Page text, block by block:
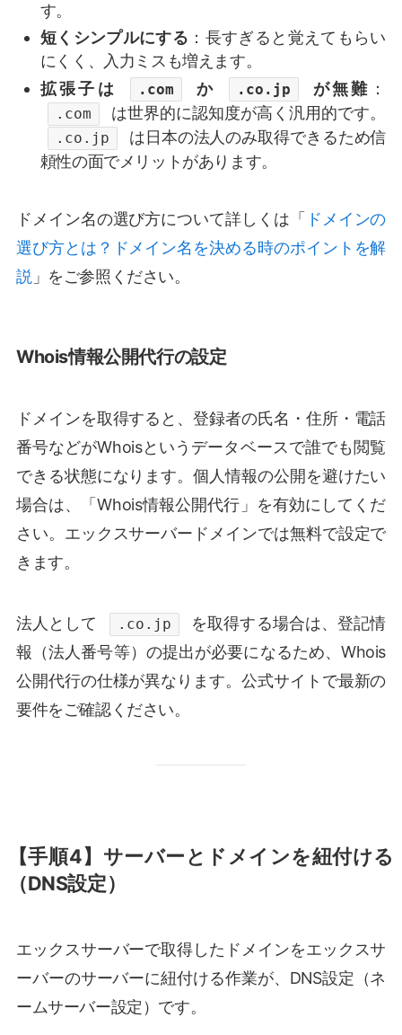
す。
短くシンプルにする ：長すぎると覚えてもらい
にくく、入力ミスも増えます。
拡張子は
.com か .co.jp が無難 ：
.com は世界的に認知度が高く汎用的です。
.co.jp
は日本の法人のみ取得できるため信
頼性の面でメリットがあります。
ドメイン名の選び方について詳しくは「 ドメインの
選び方とは？ドメイン名を決める時のポイントを解
説」をご参照ください。
Whois情報公開代行の設定
ドメインを取得すると、登録者の氏名・住所・電話
番号などがWhoisというデータベースで誰でも閲覧
できる状態になります。個人情報の公開を避けたい
場合は、「Whois情報公開代行」を有効にしてくだ
さい。エックスサーバードメインでは無料で設定で
きます。
法人として .co.jp
を取得する場合は、登記情
報（法人番号等）の提出が必要になるため、Whois
公開代行の仕様が異なります。公式サイトで最新の
要件をご確認ください。
【手順4】サーバーとドメインを紐付ける
（DNS設定）
エックスサーバーで取得したドメインをエックスサ
ーバーのサーバーに紐付ける作業が、DNS設定（ネ
ームサーバー設定）です。